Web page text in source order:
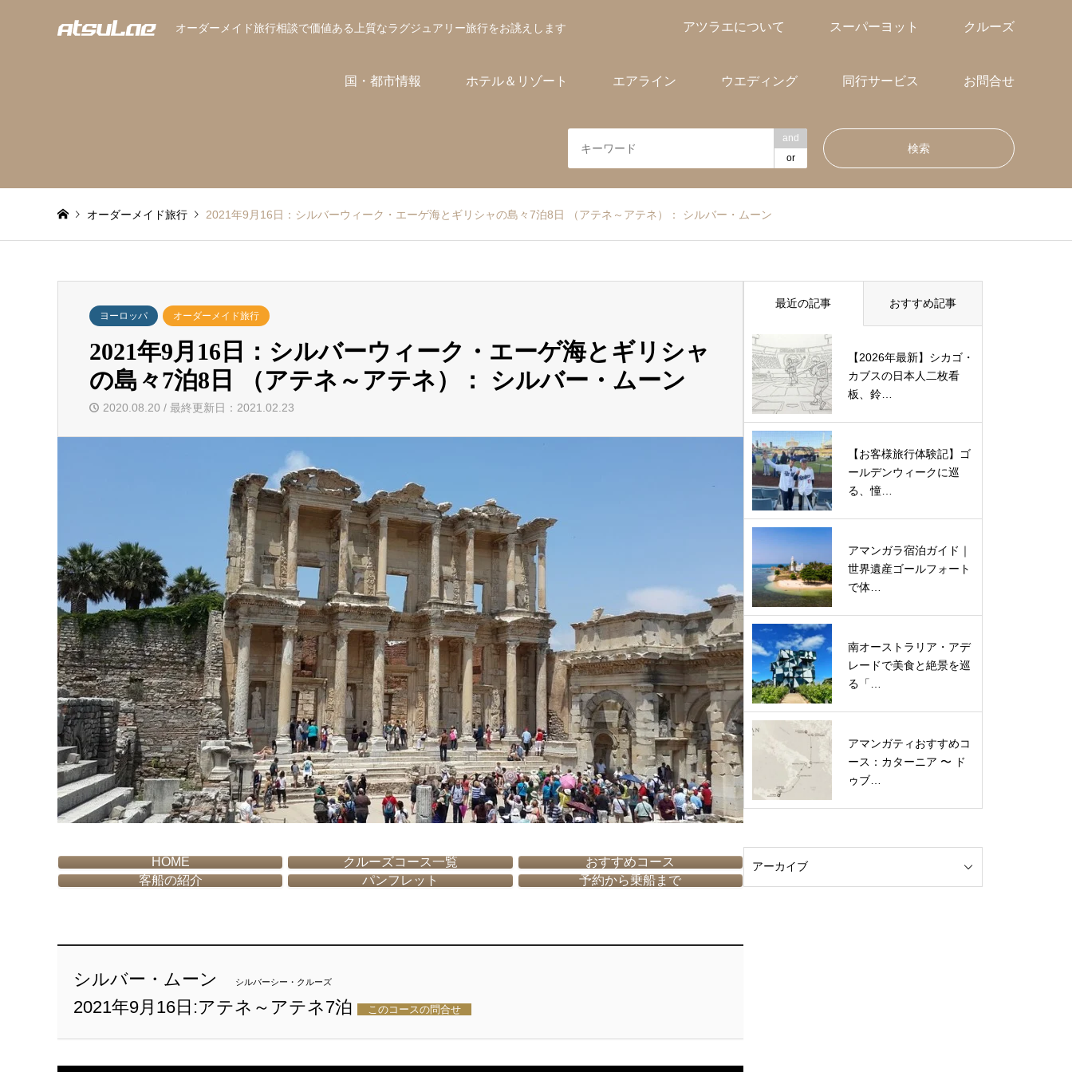
オーダーメイド旅行相談で価値ある上質なラグジュアリー旅行をお誂えします アツラエについて スーパーヨット クルーズ
国・都市情報 ホテル＆リゾート エアライン ウエディング 同行サービス お問合せ
and
or
オーダーメイド旅行 2021年9月16日：シルバーウィーク・エーゲ海とギリシャの島々7泊8日 （アテネ～アテネ）： シルバー・ムーン
ヨーロッパ オーダーメイド旅行
2021年9月16日：シルバーウィーク・エーゲ海とギリシャ
の島々7泊8日 （アテネ～アテネ）： シルバー・ムーン
2020.08.20 / 最終更新日：2021.02.23
HOME クルーズコース一覧
おすすめコース
客船の紹介
パンフレット 予約から乗船まで
シルバー・ムーン シルバーシー・クルーズ
2021年9月16日:アテネ～アテネ7泊 このコースの問合せ
最近の記事 おすすめ記事
【2026年最新】シカゴ・
カブスの日本人二枚看
板、鈴…
【お客様旅行体験記】ゴ
ールデンウィークに巡
る、憧…
アマンガラ宿泊ガイド｜
世界遺産ゴールフォート
で体…
南オーストラリア・アデ
レードで美食と絶景を巡
る「…
アマンガティおすすめコ
ース：カターニア 〜 ド
ゥブ…